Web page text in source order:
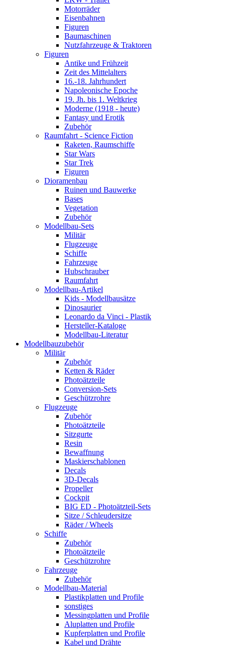
Motorräder
Eisenbahnen
Figuren
Baumaschinen
Nutzfahrzeuge & Traktoren
Figuren
Antike und Frühzeit
Zeit des Mittelalters
16.-18. Jahrhundert
Napoleonische Epoche
19. Jh. bis 1. Weltkrieg
Moderne (1918 - heute)
Fantasy und Erotik
Zubehör
Raumfahrt - Science Fiction
Raketen, Raumschiffe
Star Wars
Star Trek
Figuren
Dioramenbau
Ruinen und Bauwerke
Bases
Vegetation
Zubehör
Modellbau-Sets
Militär
Flugzeuge
Schiffe
Fahrzeuge
Hubschrauber
Raumfahrt
Modellbau-Artikel
Kids - Modellbausätze
Dinosaurier
Leonardo da Vinci - Plastik
Hersteller-Kataloge
Modellbau-Literatur
Modellbauzubehör
Militär
Zubehör
Ketten & Räder
Photoätzteile
Conversion-Sets
Geschützrohre
Flugzeuge
Zubehör
Photoätzteile
Sitzgurte
Resin
Bewaffnung
Maskierschablonen
Decals
3D-Decals
Propeller
Cockpit
BIG ED - Photoätzteil-Sets
Sitze / Schleudersitze
Räder / Wheels
Schiffe
Zubehör
Photoätzteile
Geschützrohre
Fahrzeuge
Zubehör
Modellbau-Material
Plastikplatten und Profile
sonstiges
Messingplatten und Profile
Aluplatten und Profile
Kupferplatten und Profile
Kabel und Drähte